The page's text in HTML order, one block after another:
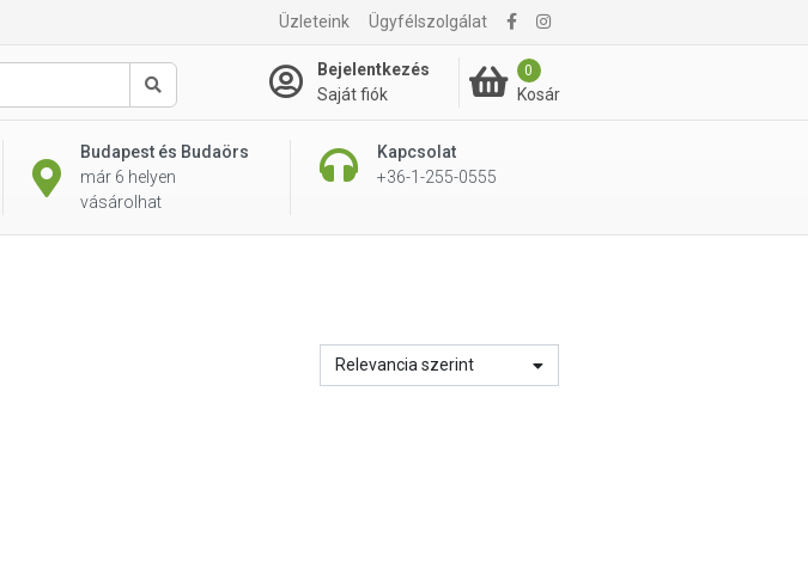
Üzleteink Ügyfélszolgálat
Keresés
Bejelentkezés
Saját fiók
0
Kosár
Budapest és Budaörs
már 6 helyen
vásárolhat
Kapcsolat
+36-1-255-0555
Relevancia szerint